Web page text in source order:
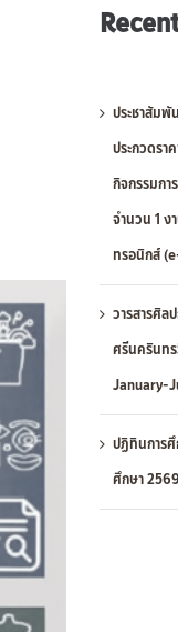
ประชาสัมพั
ประกวดรา
กิจกรรมกา
จำนวน 1 ง
ทรอนิกส์
วารสารศิล
ศรีนครินท
January-
ปฏิทินการ
ศึกษา 2569